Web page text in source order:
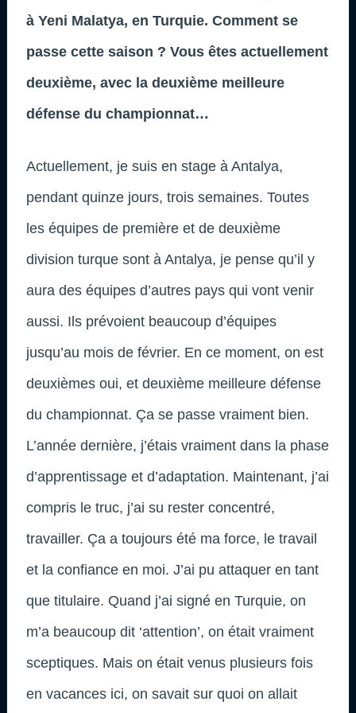
à Yeni Malatya, en Turquie. Comment se
passe cette saison ? Vous êtes actuellement
deuxième, avec la deuxième meilleure
défense du championnat…
Actuellement, je suis en stage à Antalya,
pendant quinze jours, trois semaines. Toutes
les équipes de première et de deuxième
division turque sont à Antalya, je pense qu’il y
aura des équipes d’autres pays qui vont venir
aussi. Ils prévoient beaucoup d’équipes
jusqu’au mois de février. En ce moment, on est
deuxièmes oui, et deuxième meilleure défense
du championnat. Ça se passe vraiment bien.
L’année dernière, j’étais vraiment dans la phase
d’apprentissage et d’adaptation. Maintenant, j’ai
compris le truc, j’ai su rester concentré,
travailler. Ça a toujours été ma force, le travail
et la confiance en moi. J’ai pu attaquer en tant
que titulaire. Quand j’ai signé en Turquie, on
m’a beaucoup dit ‘attention’, on était vraiment
sceptiques. Mais on était venus plusieurs fois
en vacances ici, on savait sur quoi on allait